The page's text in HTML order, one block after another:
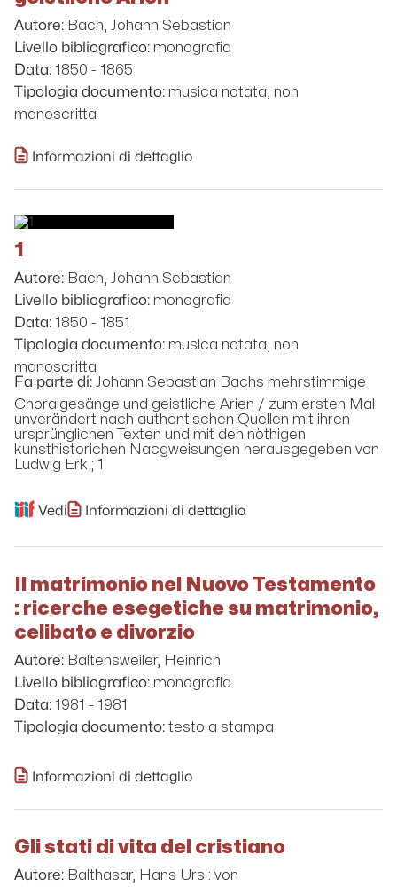
Autore: Bach, Johann Sebastian
Livello bibliografico: monografia
Data: 1850 - 1865
Tipologia documento: musica notata, non
manoscritta
Informazioni di dettaglio
1
Autore: Bach, Johann Sebastian
Livello bibliografico: monografia
Data: 1850 - 1851
Tipologia documento: musica notata, non
manoscritta
Fa parte di: Johann Sebastian Bachs mehrstimmige
Choralgesänge und geistliche Arien / zum ersten Mal
unverändert nach authentischen Quellen mit ihren
ursprünglichen Texten und mit den nöthigen
kunsthistorichen Nacgweisungen herausgegeben von
Ludwig Erk ; 1
Vedi Informazioni di dettaglio
Il matrimonio nel Nuovo Testamento
: ricerche esegetiche su matrimonio,
celibato e divorzio
Autore: Baltensweiler, Heinrich
Livello bibliografico: monografia
Data: 1981 - 1981
Tipologia documento: testo a stampa
Informazioni di dettaglio
Gli stati di vita del cristiano
Autore: Balthasar, Hans Urs : von